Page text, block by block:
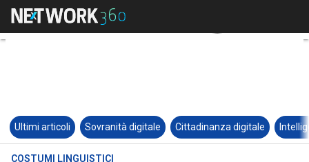
Ultimi articoli Sovranità digitale Cittadinanza digitale
COSTUMI LINGUISTICI